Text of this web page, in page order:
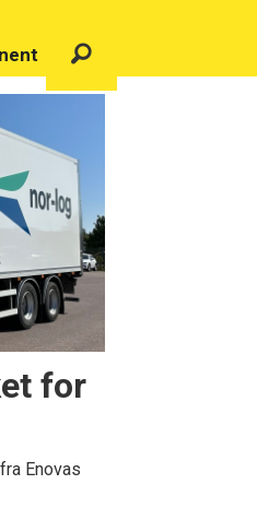
for
Enovas